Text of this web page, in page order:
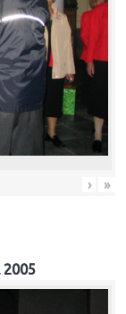
› »